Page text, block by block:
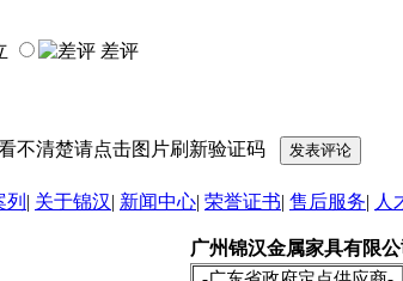
差评
列 | 关于锦汉| 新闻中心| 荣誉证书| 售后服务| 人
广州锦汉金属家具有限公